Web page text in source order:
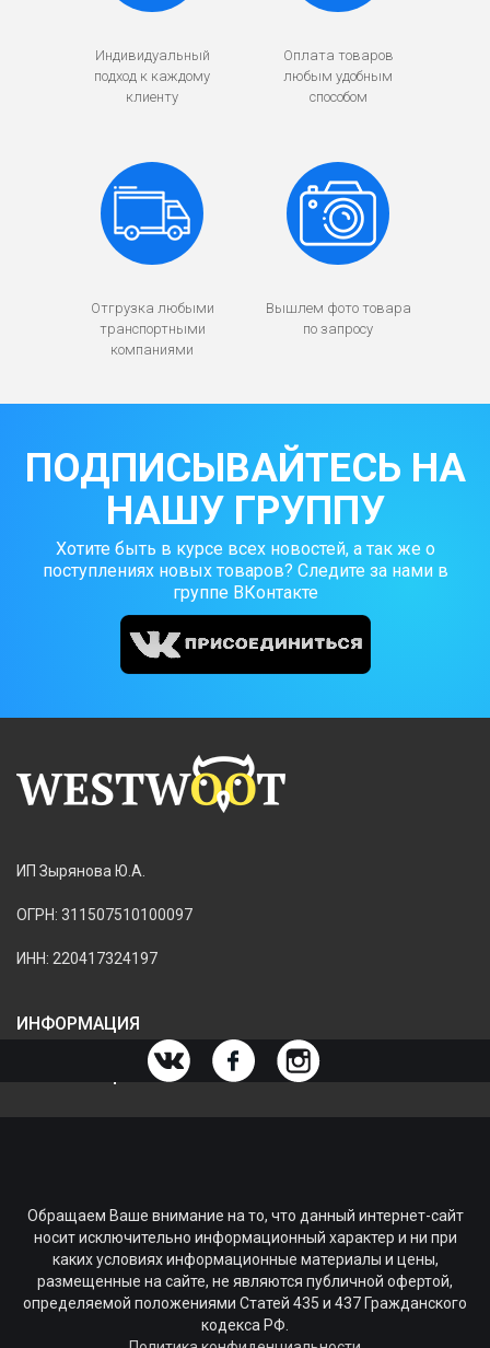
Индивидуальный
подход к каждому
клиенту
Оплата товаров
любым удобным
способом
Отгрузка любыми
транспортными
компаниями
Вышлем фото товара
по запросу
ПОДПИСЫВАЙТЕСЬ НА
НАШУ ГРУППУ
Хотите быть в курсе всех новостей, а так же о
поступлениях новых товаров? Следите за нами в
группе ВКонтакте
ИП Зырянова Ю.А.
ОГРН: 311507510100097
ИНН: 220417324197
ИНФОРМАЦИЯ
ИНФОРМАЦИЯ О МАГАЗИНЕ
Обращаем Ваше внимание на то, что данный интернет-сайт
носит исключительно информационный характер и ни при
каких условиях информационные материалы и цены,
размещенные на сайте, не являются публичной офертой,
определяемой положениями Статей 435 и 437 Гражданского
кодекса РФ.